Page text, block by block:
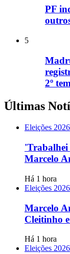
PF
5
2º
Últimas
Eleições 2026
'Trabalhei
Marcelo
Há 1 hora
Eleições 2026
Marcelo
Cleitinho
Há 1 hora
Eleições 2026